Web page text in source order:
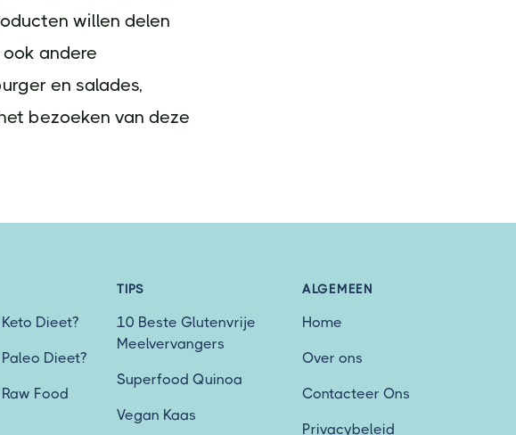
willen delen
andere
en salades,
bezoeken van deze
Dieet?
Dieet?
Food
TIPS
10 Beste Glutenvrije
Meelvervangers
Superfood Quinoa
Vegan Kaas
ALGEMEEN
Home
Over ons
Contacteer Ons
Privacybeleid